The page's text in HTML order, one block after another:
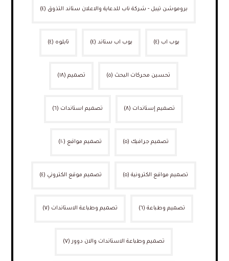
بروموشن تيبل - شركة ناب للدعاية والاعلان ستاند التذوق (٤)
بوب اب (٤) بوب اب ستاند (٤) تابلوه (٤)
تحسين محركات البحث (٥) تصميم (١٨)
تصميم إستاندات (٨) تصميم استاندات (٦)
تصميم جرافيك (٥) تصميم مواقع (١٠)
تصميم مواقع الكترونية (٥) تصميم موقع الكتروني (٤)
تصميم وطباعة (٦) تصميم وطباعة الاستاندات (٧)
تصميم وطباعة الاستاندات والان دوور (٧)